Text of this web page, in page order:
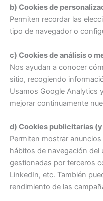
b) Cookies de
Permiten recordar las
tipo de navegador o
c) Cookies de análisis o
Nos ayudan a conocer
sitio, recogiendo
Usamos Google Analytics
mejorar continuamente
d) Cookies publicitarias
Permiten mostrar
hábitos de navegación del
gestionadas por terceros
LinkedIn, etc. También
rendimiento de las